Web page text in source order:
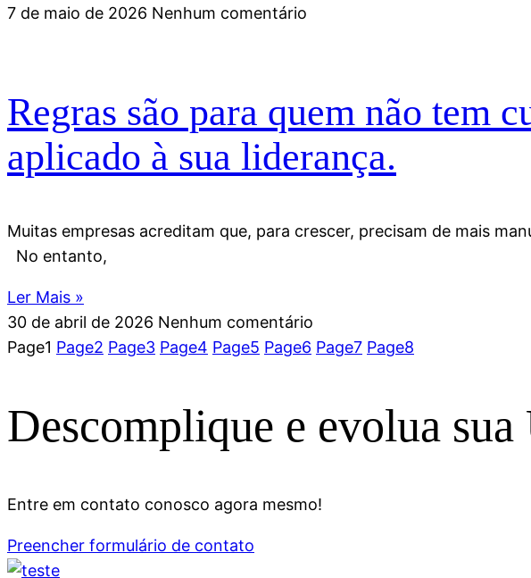
7 de maio de 2026 Nenhum comentário
Regras são para quem não tem
aplicado à sua liderança.
Muitas empresas acreditam que, para crescer, precisam de mais
No entanto,
Ler Mais »
30 de abril de 2026 Nenhum comentário
Page1 Page2 Page3 Page4 Page5 Page6 Page7 Page8
Descomplique e evolua
Entre em contato conosco agora mesmo!
Preencher formulário de contato